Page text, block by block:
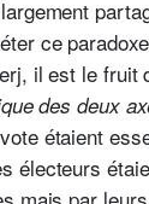
ce
il est le fruit
des deux
étaient
électeurs